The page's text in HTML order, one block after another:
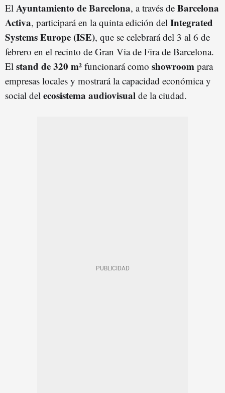
El Ayuntamiento de Barcelona, a través de Barcelona
Activa, participará en la quinta edición del Integrated
Systems Europe (ISE), que se celebrará del 3 al 6 de
febrero en el recinto de Gran Via de Fira de Barcelona.
El stand de 320 m² funcionará como showroom para
empresas locales y mostrará la capacidad económica y
social del ecosistema audiovisual de la ciudad.